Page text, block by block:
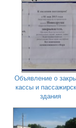
Объявление о
кассы и
здания